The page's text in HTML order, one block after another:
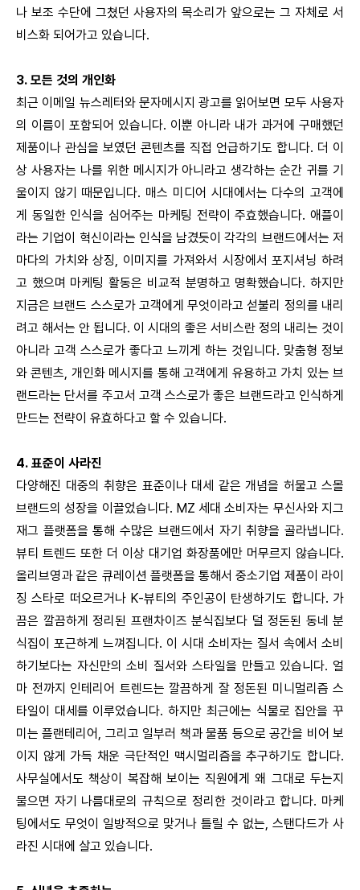
나 보조 수단에 그쳤던 사용자의 목소리가 앞으로는 그 자체로 서
비스화 되어가고 있습니다.
3. 모든 것의 개인화
최근 이메일 뉴스레터와 문자메시지 광고를 읽어보면 모두 사용자
의 이름이 포함되어 있습니다. 이뿐 아니라 내가 과거에 구매했던
제품이나 관심을 보였던 콘텐츠를 직접 언급하기도 합니다. 더 이
상 사용자는 나를 위한 메시지가 아니라고 생각하는 순간 귀를 기
울이지 않기 때문입니다. 매스 미디어 시대에서는 다수의 고객에
게 동일한 인식을 심어주는 마케팅 전략이 주효했습니다. 애플이
라는 기업이 혁신이라는 인식을 남겼듯이 각각의 브랜드에서는 저
마다의 가치와 상징, 이미지를 가져와서 시장에서 포지셔닝 하려
고 했으며 마케팅 활동은 비교적 분명하고 명확했습니다. 하지만
지금은 브랜드 스스로가 고객에게 무엇이라고 섣불리 정의를 내리
려고 해서는 안 됩니다. 이 시대의 좋은 서비스란 정의 내리는 것이
아니라 고객 스스로가 좋다고 느끼게 하는 것입니다. 맞춤형 정보
와 콘텐츠, 개인화 메시지를 통해 고객에게 유용하고 가치 있는 브
랜드라는 단서를 주고서 고객 스스로가 좋은 브랜드라고 인식하게
만드는 전략이 유효하다고 할 수 있습니다.
4. 표준이 사라진
다양해진 대중의 취향은 표준이나 대세 같은 개념을 허물고 스몰
브랜드의 성장을 이끌었습니다. MZ 세대 소비자는 무신사와 지그
재그 플랫폼을 통해 수많은 브랜드에서 자기 취향을 골라냅니다.
뷰티 트렌드 또한 더 이상 대기업 화장품에만 머무르지 않습니다.
올리브영과 같은 큐레이션 플랫폼을 통해서 중소기업 제품이 라이
징 스타로 떠오르거나 K-뷰티의 주인공이 탄생하기도 합니다. 가
끔은 깔끔하게 정리된 프랜차이즈 분식집보다 덜 정돈된 동네 분
식집이 포근하게 느껴집니다. 이 시대 소비자는 질서 속에서 소비
하기보다는 자신만의 소비 질서와 스타일을 만들고 있습니다. 얼
마 전까지 인테리어 트렌드는 깔끔하게 잘 정돈된 미니멀리즘 스
타일이 대세를 이루었습니다. 하지만 최근에는 식물로 집안을 꾸
미는 플랜테리어, 그리고 일부러 책과 물품 등으로 공간을 비어 보
이지 않게 가득 채운 극단적인 맥시멀리즘을 추구하기도 합니다.
사무실에서도 책상이 복잡해 보이는 직원에게 왜 그대로 두는지
물으면 자기 나름대로의 규칙으로 정리한 것이라고 합니다. 마케
팅에서도 무엇이 일방적으로 맞거나 틀릴 수 없는, 스탠다드가 사
라진 시대에 살고 있습니다.